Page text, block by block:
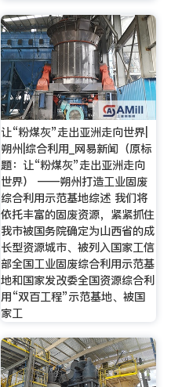
让“粉煤灰”走出亚洲走向世界|
朔州|综合利用_网易新闻（原标
题：让“粉煤灰”走出亚洲走向
世界） ——朔州打造工业固废
综合利用示范基地综述 我们将
依托丰富的固废资源，紧紧抓住
我市被国务院确定为山西省的成
长型资源城市、被列入国家工信
部全国工业固废综合利用示范基
地和国家发改委全国资源综合利
用“双百工程”示范基地、被国
家工